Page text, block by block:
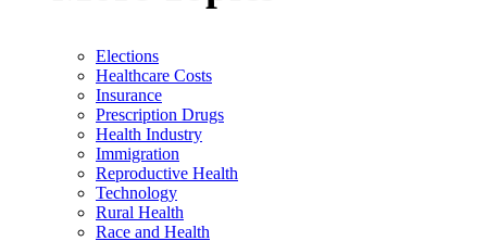
Elections
Healthcare Costs
Insurance
Prescription Drugs
Health Industry
Immigration
Reproductive Health
Technology
Rural Health
Race and Health